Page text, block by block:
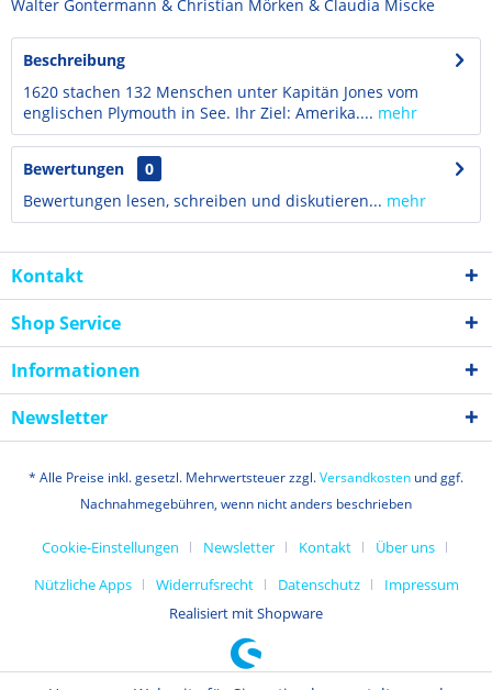
Walter Gontermann & Christian Mörken & Claudia Miscke
Beschreibung
1620 stachen 132 Menschen unter Kapitän Jones vom
englischen Plymouth in See. Ihr Ziel: Amerika.... mehr
Bewertungen
0
Bewertungen lesen, schreiben und diskutieren... mehr
Kontakt
Shop Service
Informationen
Newsletter
* Alle Preise inkl. gesetzl. Mehrwertsteuer zzgl.Versandkosten und ggf.
Nachnahmegebühren, wenn nicht anders beschrieben
Cookie-Einstellungen Newsletter Kontakt
Über uns
Nützliche Apps
Widerrufsrecht Datenschutz
Impressum
Realisiert mit Shopware